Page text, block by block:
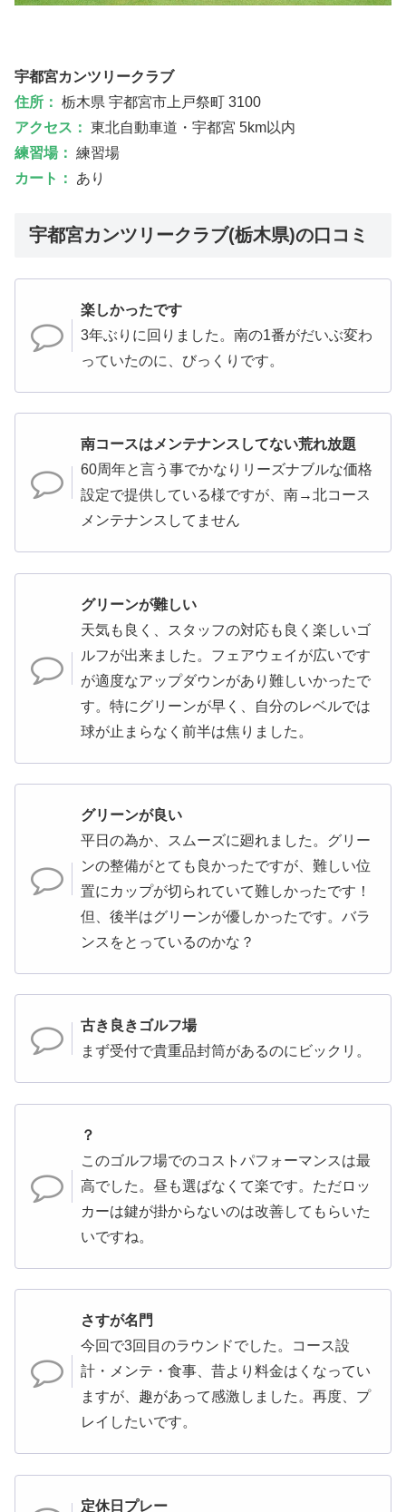
宇都宮カンツリークラブ
住所： 栃木県 宇都宮市上戸祭町 3100
アクセス： 東北自動車道・宇都宮 5km以内
練習場： 練習場
カート：
あり
宇都宮カンツリークラブ(栃木県)の口コミ
楽しかったです
3年ぶりに回りました。南の1番がだいぶ変わ
っていたのに、びっくりです。
南コースはメンテナンスしてない荒れ放題
60周年と言う事でかなりリーズナブルな価格
設定で提供している様ですが、南→北コース
メンテナンスしてません
グリーンが難しい
天気も良く、スタッフの対応も良く楽しいゴ
ルフが出来ました。フェアウェイが広いです
が適度なアップダウンがあり難しいかったで
す。特にグリーンが早く、自分のレベルでは
球が止まらなく前半は焦りました。
グリーンが良い
平日の為か、スムーズに廻れました。グリー
ンの整備がとても良かったですが、難しい位
置にカップが切られていて難しかったです！
但、後半はグリーンが優しかったです。バラ
ンスをとっているのかな？
古き良きゴルフ場
まず受付で貴重品封筒があるのにビックリ。
？
このゴルフ場でのコストパフォーマンスは最
高でした。昼も選ばなくて楽です。ただロッ
カーは鍵が掛からないのは改善してもらいた
いですね。
さすが名門
今回で3回目のラウンドでした。コース設
計・メンテ・食事、昔より料金はくなってい
ますが、趣があって感激しました。再度、プ
レイしたいです。
定休日プレー